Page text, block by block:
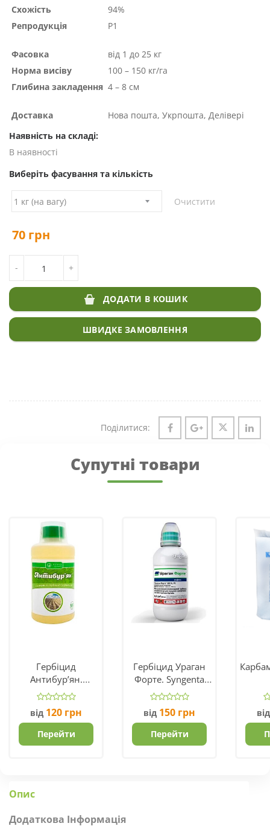
Схожість
94%
Репродукція
Р1
Фасовка
від 1 до 25 кг
Норма висіву
100 – 150 кг/га
Глибина закладення 4 – 8 см
Доставка
Нова пошта, Укрпошта, Делівері
Наявність на складі:
В наявності
Виберіть фасування та кількість
Очистити
70 грн
- +
ДОДАТИ В КОШИК
ШВИДКЕ ЗАМОВЛЕННЯ
Поділитися:
Супутні товари
Гербіцид
Антибур’ян.
Виробник Укравіт.
від 120 грн
Перейти
Гербіцид Ураган
Форте. Syngenta
Швейцарія.
від 150 грн
Перейти
Опис
Додаткова Інформація